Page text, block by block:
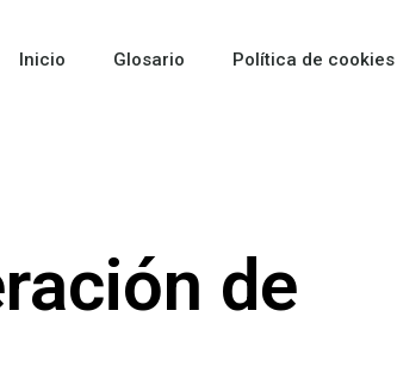
Inicio Glosario Política de cookies
de